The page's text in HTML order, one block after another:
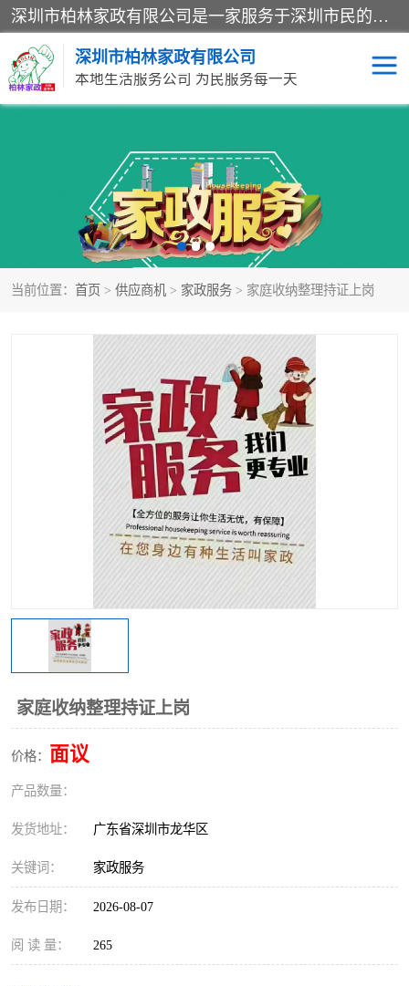
深圳市柏林家政有限公司是一家服务于深圳市民的专业家政公司。致力于为客户提供高质量、多维度的家庭服务，包括养老、母婴、月嫂育婴早教、康复理疗、家电清洗和保洁等方面的专业服务。
深圳市柏林家政有限公司
本地生活服务公司 为民服务每一天
当前位置： 首页 > 供应商机 > 家政服务 > 家庭收纳整理持证上岗
家庭收纳整理持证上岗
价格： 面议
产品数量：
发货地址： 广东省深圳市龙华区
关键词： 家政服务
发布日期： 2026-08-07
阅 读 量： 265
护工月嫂
家政服务